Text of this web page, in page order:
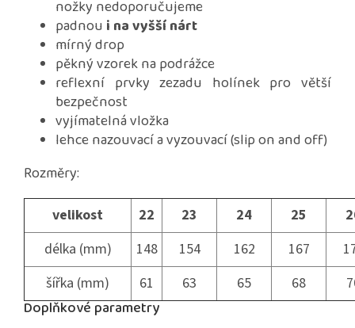
nožky nedoporučujeme
padnou i na vyšší nárt
mírný drop
pěkný vzorek na podrážce
reflexní prvky zezadu holínek pro větší
bezpečnost
vyjímatelná vložka
lehce nazouvací a vyzouvací (slip on and off)
Rozměry:
velikost 22 23 24 25
délka (mm)
148 154 162 167
šířka (mm)
61 63 65 68
Doplňkové parametry